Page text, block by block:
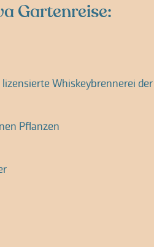
Gartenreise:
Whiskeybrennerei
Pflanzen